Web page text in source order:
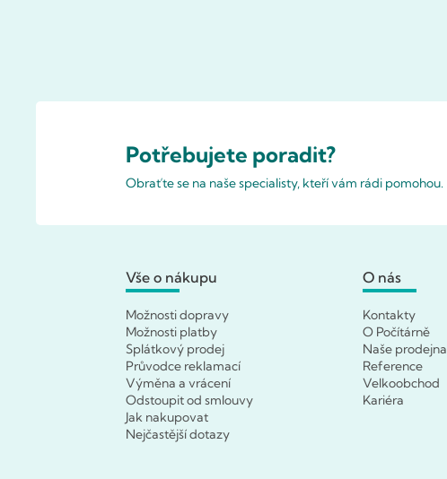
Potřebujete poradit?
Obraťte se na naše specialisty, kteří vám rádi pomohou.
Vše o nákupu
Možnosti dopravy
Možnosti platby
Splátkový prodej
Průvodce reklamací
Výměna a vrácení
Odstoupit od smlouvy
Jak nakupovat
Nejčastější dotazy
O nás
Kontakty
O Počítárně
Naše prodejna
Reference
Velkoobchod
Kariéra